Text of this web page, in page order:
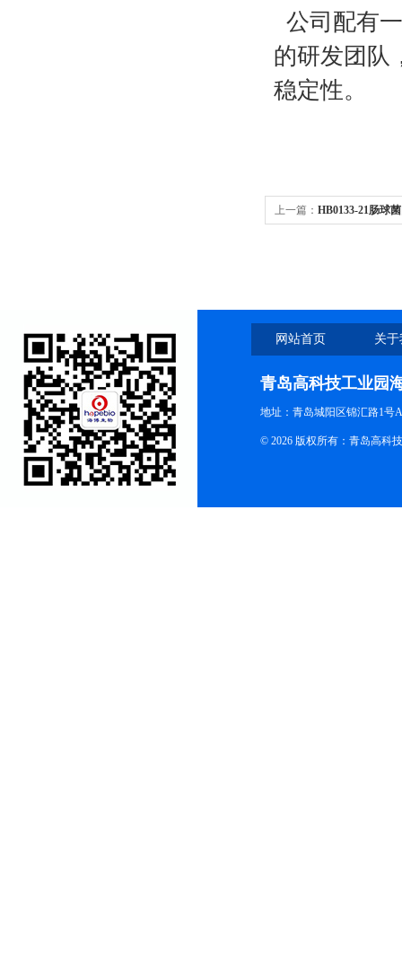
公司配有
的研发团队
稳定性。
上一篇： HB0133-21肠球
网站首页 关
青岛高科技工业园
地址：青岛城阳区锦汇路1号
© 2026 版权所有：青岛高科